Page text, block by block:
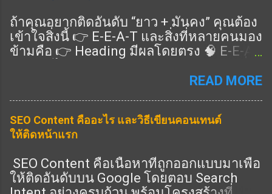
ถ้าคุณอยากติดอันดับ “ยาว + มั่นคง” คุณต้อง
เข้าใจสิ่งนี้ 👉 E-E-A-T และสิ่งที่หลายคนมอง
ข้ามคือ 👉 Heading มีผลโดยตรง 🧠 E-E-A-
ว่าเนื้อหาคุณ: Expertise (ความเชี่ยวชาญ)
ครบ = อันดับดีขึ้น 🎯 Heading ช่วย E-E-A-T
ยังไง ✔️ 1. แสดง Expertise 👉 ใช้ Heading
หัวข้อ “ประสบการณ์จริง” ✔️ 3. แสดง
Authority 👉 มีหัวข้อครบทุกมุม ✔️ 4. แสดง
READ MORE
SEO Content คืออะไร และวิธีเขียนคอนเทนต์
ให้ติดหน้าแรก
SEO Content คือเนื้อหาที่ถูกออกแบบมาเพื่อ
ให้ติดอันดับบน Google โดยตอบ Search